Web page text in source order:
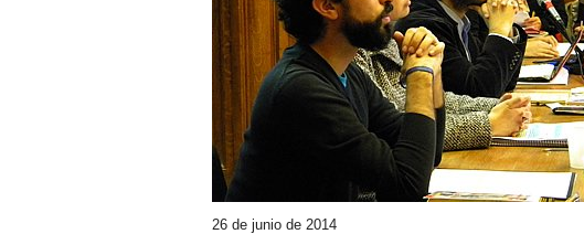
26 de junio de 2014